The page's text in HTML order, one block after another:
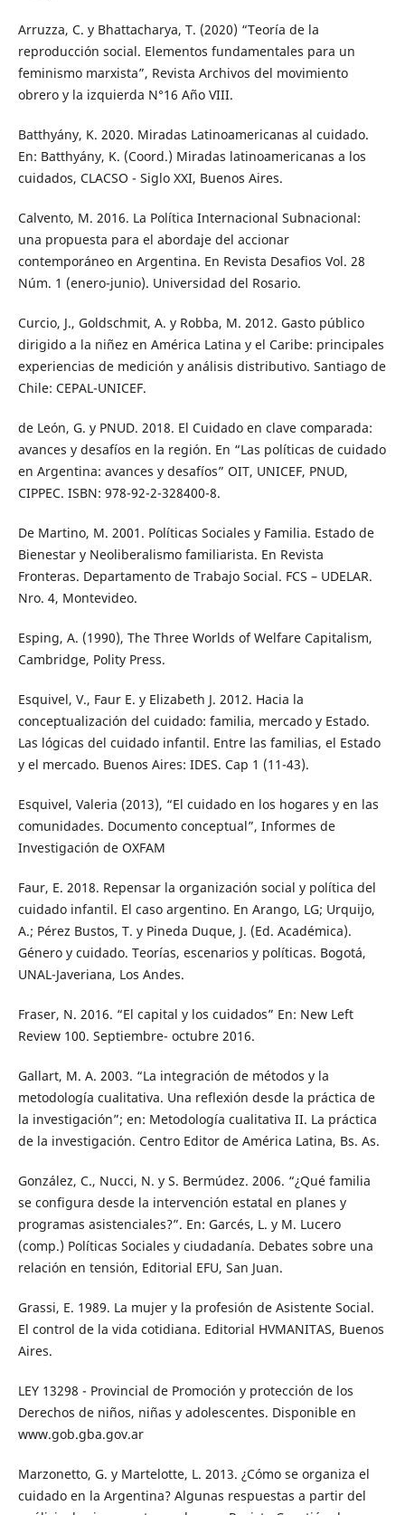
Arruzza, C. y Bhattacharya, T. (2020) “Teoría de la
reproducción social. Elementos fundamentales para un
feminismo marxista”, Revista Archivos del movimiento
obrero y la izquierda N°16 Año VIII.
Batthyány, K. 2020. Miradas Latinoamericanas al cuidado.
En: Batthyány, K. (Coord.) Miradas latinoamericanas a los
cuidados, CLACSO - Siglo XXI, Buenos Aires.
Calvento, M. 2016. La Política Internacional Subnacional:
una propuesta para el abordaje del accionar
contemporáneo en Argentina. En Revista Desafios Vol. 28
Núm. 1 (enero-junio). Universidad del Rosario.
Curcio, J., Goldschmit, A. y Robba, M. 2012. Gasto público
dirigido a la niñez en América Latina y el Caribe: principales
experiencias de medición y análisis distributivo. Santiago de
Chile: CEPAL-UNICEF.
de León, G. y PNUD. 2018. El Cuidado en clave comparada:
avances y desafíos en la región. En “Las políticas de cuidado
en Argentina: avances y desafíos” OIT, UNICEF, PNUD,
CIPPEC. ISBN: 978-92-2-328400-8.
De Martino, M. 2001. Políticas Sociales y Familia. Estado de
Bienestar y Neoliberalismo familiarista. En Revista
Fronteras. Departamento de Trabajo Social. FCS – UDELAR.
Nro. 4, Montevideo.
Esping, A. (1990), The Three Worlds of Welfare Capitalism,
Cambridge, Polity Press.
Esquivel, V., Faur E. y Elizabeth J. 2012. Hacia la
conceptualización del cuidado: familia, mercado y Estado.
Las lógicas del cuidado infantil. Entre las familias, el Estado
y el mercado. Buenos Aires: IDES. Cap 1 (11-43).
Esquivel, Valeria (2013), “El cuidado en los hogares y en las
comunidades. Documento conceptual”, Informes de
Investigación de OXFAM
Faur, E. 2018. Repensar la organización social y política del
cuidado infantil. El caso argentino. En Arango, LG; Urquijo,
A.; Pérez Bustos, T. y Pineda Duque, J. (Ed. Académica).
Género y cuidado. Teorías, escenarios y políticas. Bogotá,
UNAL-Javeriana, Los Andes.
Fraser, N. 2016. “El capital y los cuidados” En: New Left
Review 100. Septiembre- octubre 2016.
Gallart, M. A. 2003. “La integración de métodos y la
metodología cualitativa. Una reflexión desde la práctica de
la investigación”; en: Metodología cualitativa II. La práctica
de la investigación. Centro Editor de América Latina, Bs. As.
González, C., Nucci, N. y S. Bermúdez. 2006. “¿Qué familia
se configura desde la intervención estatal en planes y
programas asistenciales?”. En: Garcés, L. y M. Lucero
(comp.) Políticas Sociales y ciudadanía. Debates sobre una
relación en tensión, Editorial EFU, San Juan.
Grassi, E. 1989. La mujer y la profesión de Asistente Social.
El control de la vida cotidiana. Editorial HVMANITAS, Buenos
Aires.
LEY 13298 - Provincial de Promoción y protección de los
Derechos de niños, niñas y adolescentes. Disponible en
www.gob.gba.gov.ar
Marzonetto, G. y Martelotte, L. 2013. ¿Cómo se organiza el
cuidado en la Argentina? Algunas respuestas a partir del